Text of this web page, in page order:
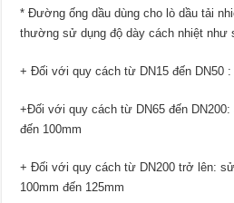
* Đường ống dầu dùng cho lò dầu tải
thường sử dụng độ dày cách nhiệt như
+ Đối với quy cách từ DN15 đến DN50
+Đối với quy cách từ DN65 đến
đến 100mm
+ Đối với quy cách từ DN200 trở lên:
100mm đến 125mm